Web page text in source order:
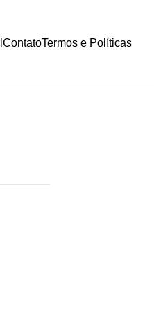
ContatoTermos e Políticas